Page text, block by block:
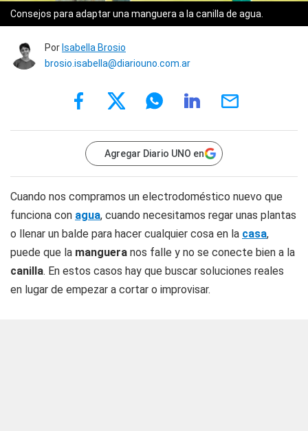
Consejos para adaptar una manguera a la canilla de agua.
Por Isabella Brosio
brosio.isabella@diariouno.com.ar
Agregar Diario UNO en
Cuando nos compramos un electrodoméstico nuevo que
funciona con agua, cuando necesitamos regar unas plantas
o llenar un balde para hacer cualquier cosa en la casa,
puede que la manguera nos falle y no se conecte bien a la
canilla. En estos casos hay que buscar soluciones reales
en lugar de empezar a cortar o improvisar.